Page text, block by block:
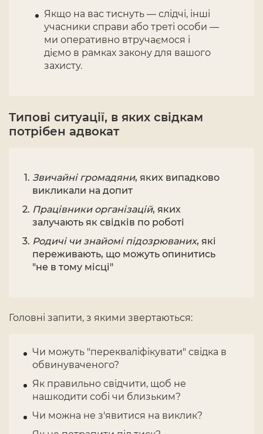
Якщо на вас тиснуть — слідчі, інші
учасники справи або треті особи —
ми оперативно втручаємося і
діємо в рамках закону для вашого
захисту.
Типові ситуації, в яких свідкам
потрібен адвокат
Звичайні громадяни, яких випадково
викликали на допит
Працівники організацій, яких
залучають як свідків по роботі
Родичі чи знайомі підозрюваних, які
переживають, що можуть опинитись
"не в тому місці"
Головні запити, з якими звертаються:
Чи можуть "перекваліфікувати" свідка в
обвинуваченого?
Як правильно свідчити, щоб не
нашкодити собі чи близьким?
Чи можна не з'явитися на виклик?